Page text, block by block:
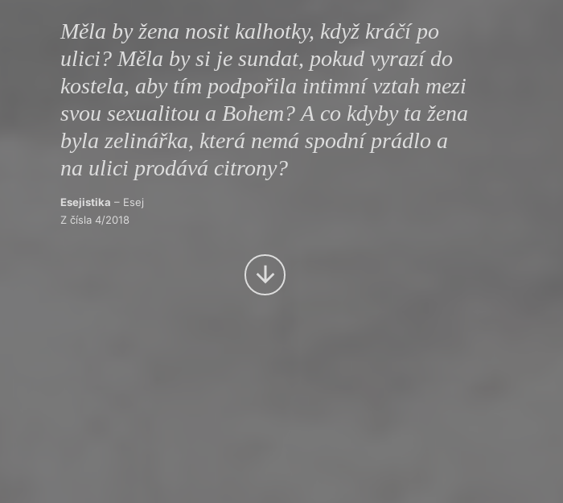
Výroční ceny
Měla by žena nosit kalhotky, když kráčí po
ulici? Měla by si je sundat, pokud vyrazí do
kostela, aby tím podpořila intimní vztah mezi
svou sexualitou a Bohem? A co kdyby ta žena
byla zelinářka, která nemá spodní prádlo a
na ulici prodává citrony?
Esejistika – Esej
Z čísla 4/2018